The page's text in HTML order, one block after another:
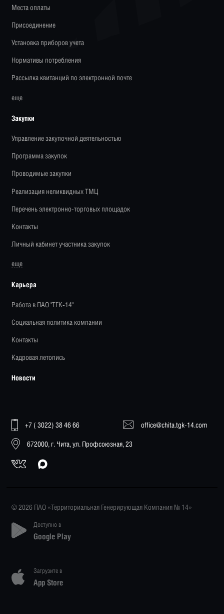
Места оплаты
Присоединение
Установка приборов учета
Нормативы потребления
Рассылка квитанций по электронной почте
еще
Закупки
Управление закупочной деятельностью
Программа закупок
Проводимые закупки
Реализация неликвидных ТМЦ
Перечень электронно-торговых площадок
Контакты
Личный кабинет участника закупок
еще
Карьера
Работа в ПАО "ТГК-14"
Социальная политика компании
Контакты
Кадровая летопись
Новости
+7 ( 3022) 38 46 66 office@chita.tgk-14.com
672000, г. Чита, ул. Профсоюзная, 23
© 2026 ПАО «Территориальная Генерирующая Компания № 14»
Доступно в
Google Play
Загрузите в
App Store